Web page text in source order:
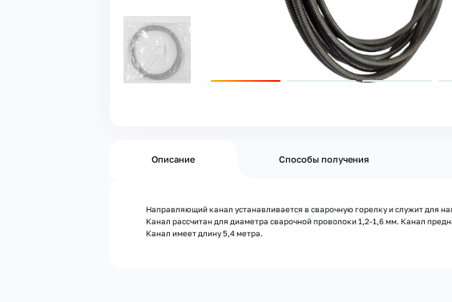
Описание Способы получения
Направляющий канал устанавливается в сварочную горелку и служит для
Канал рассчитан для диаметра сварочной проволоки 1,2-1,6 мм. Канал
Канал имеет длину 5,4 метра.